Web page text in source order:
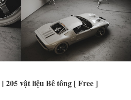
205 vật liệu Bê tông [ Free ]